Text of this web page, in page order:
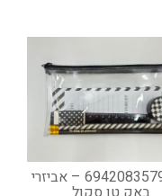
6942083579032 – אביזרי